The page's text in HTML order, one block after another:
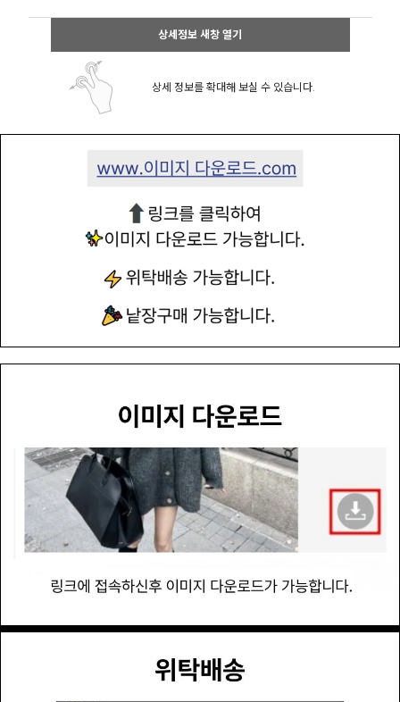
상세정보 새창 열기
상세 정보를 확대해 보실 수 있습니다.